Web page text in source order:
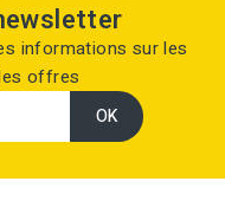
informations sur les
offres